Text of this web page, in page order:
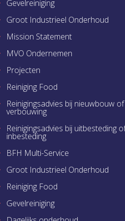
Gevelreiniging
Groot Industrieel Onderhoud
Mission Statement
MVO Ondernemen
Projecten
Reiniging Food
Reinigingsadvies bij nieuwbouw of
verbouwing
Reinigingsadvies bij uitbesteding
inbesteding
BFH Multi-Service
Groot Industrieel Onderhoud
Reiniging Food
Gevelreiniging